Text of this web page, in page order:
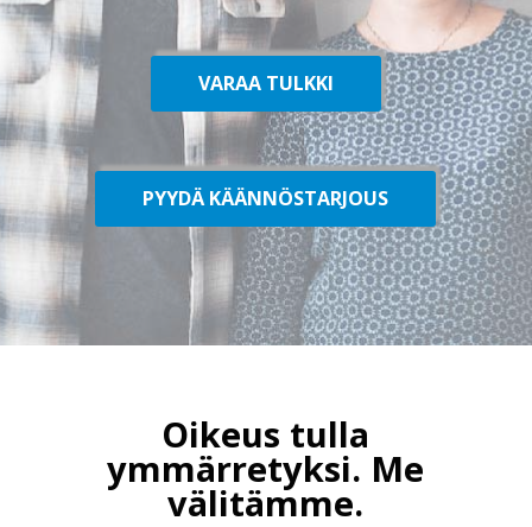
VARAA TULKKI
PYYDÄ KÄÄNNÖSTARJOUS
Oikeus tulla
ymmärretyksi. Me
välitämme.